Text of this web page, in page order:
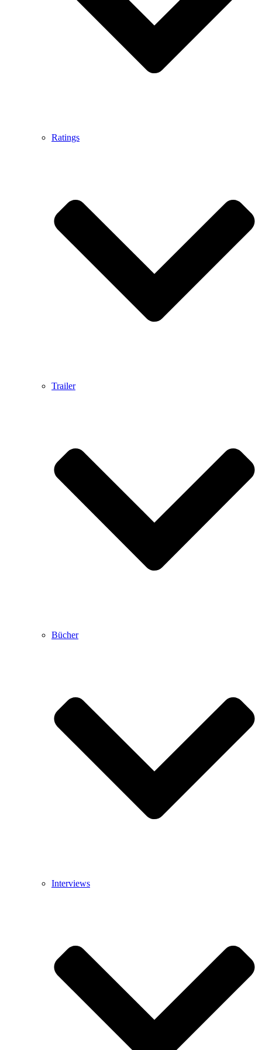
Ratings
Trailer
Bücher
Interviews